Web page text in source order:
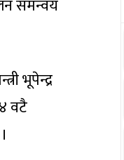
समन्वय
भूपेन्द्र
वटै